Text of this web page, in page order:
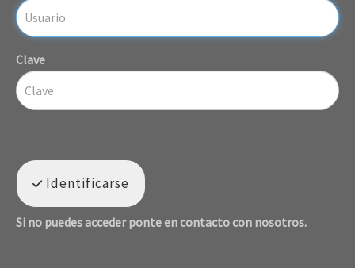
Clave
Identificarse
Si no puedes acceder ponte en contacto con nosotros.